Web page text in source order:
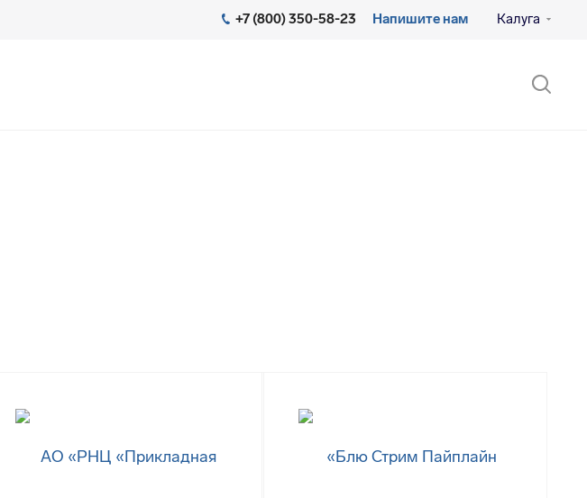
Калуга
+7 (800) 350-58-23 Напишите нам